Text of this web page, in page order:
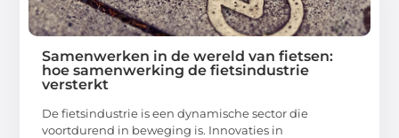
Samenwerken in de wereld van fietsen:
hoe samenwerking de fietsindustrie
versterkt
De fietsindustrie is een dynamische sector die
voortdurend in beweging is. Innovaties in